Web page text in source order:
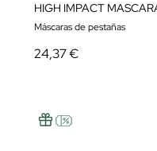
HIGH IMPACT
Máscaras de pestañas
24,37 €